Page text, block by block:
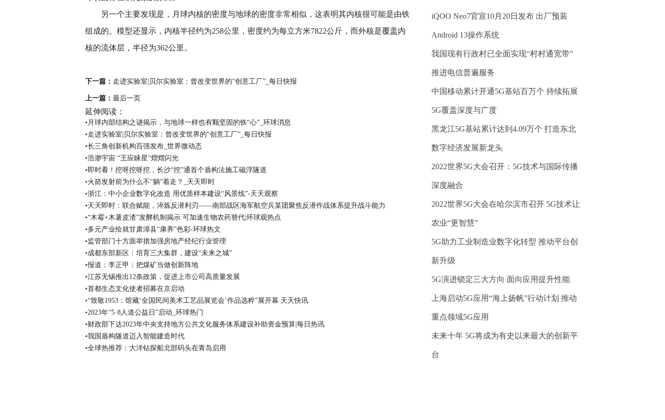
另一个主要发现是，月球内核的密度与地球的密度非常相似，这表明其内核很可能是由铁
组成的。模型还显示，内核半径约为258公里，密度约为每立方米7822公斤，而外核是覆盖内
核的流体层，半径为362公里。
下一篇： 走进实验室|贝尔实验室：曾改变世界的“创意工厂”_每日快报
上一篇： 最后一页
延伸阅读：
•月球内部结构之谜揭示，与地球一样也有颗坚固的铁“心”_环球消息
•走进实验室|贝尔实验室：曾改变世界的“创意工厂”_每日快报
•长三角创新机构百强发布_世界微动态
•浩渺宇宙 “王应睐星”熠熠闪光
•即时看！挖呀挖呀挖，长沙“挖”通首个盾构法施工磁浮隧道
•火箭发射前为什么不“躺”着走？_天天即时
•浙江：中小企业数字化改造 用优质样本建设“风景线”-天天观察
•天天即时：联合赋能，淬炼反潜利刃——南部战区海军航空兵某团聚焦反潜作战体系提升战斗能力
•“木霉+木薯皮渣”发酵机制揭示 可加速生物农药替代|环球观热点
•多元产业绘就甘肃漳县“康养”色彩-环球热文
•监管部门十方面举措加强房地产经纪行业管理
•成都东部新区：培育三大集群，建设“未来之城”
•报道：李正甲：把煤矿当做创新阵地
•江苏无锡推出12条政策，促进上市公司高质量发展
•首都生态文化使者招募在京启动
•“致敬1953：馆藏‘全国民间美术工艺品展览会’作品选粹”展开幕 天天快讯
•2023年“5·8人道公益日”启动_环球热门
•财政部下达2023年中央支持地方公共文化服务体系建设补助资金预算|每日热讯
•我国盾构隧道迈入智能建造时代
•全球热推荐：大洋钻探船北部码头在青岛启用
iQOO Neo7官宣10月20日发布 出厂预装
Android 13操作系统
我国现有行政村已全面实现“村村通宽带”
推进电信普遍服务
中国移动累计开通5G基站百万个 持续拓展
5G覆盖深度与广度
黑龙江5G基站累计达到4.09万个 打造东北
数字经济发展新龙头
2022世界5G大会召开：5G技术与国际传播
深度融合
2022世界5G大会在哈尔滨市召开 5G技术让
农业“更智慧”
5G助力工业制造业数字化转型 推动平台创
新升级
5G演进锁定三大方向 面向应用提升性能
上海启动5G应用“海上扬帆”行动计划 推动
重点领域5G应用
未来十年 5G将成为有史以来最大的创新平
台